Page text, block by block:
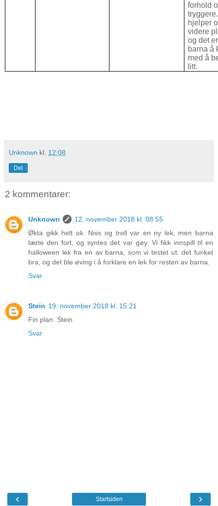
forhold
hjelper
videre
og det
barna å
med å
litt.
Unknown kl. 12:08
Del
2 kommentarer:
Unknown
12. november 2018 kl. 08:55
Økta gikk helt ok. Niss og troll var en ny lek, men barna
lærte den fort, og syntes det var gøy. Vi fikk innspill til en
halloween lek fra en av barna, som vi testet ut. det funket
bra, og det ble øving i å forklare en lek for resten av barna.
Svar
Stein 19. november 2018 kl. 15:21
Fin plan. Stein
Svar
‹ ›
Startsiden